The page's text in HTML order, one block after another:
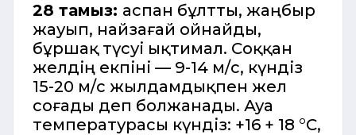
28 тамыз: аспан бұлтты, жаңбыр
жауып, найзағай ойнайды,
бұршақ түсуі ықтимал. Соққан
желдің екпіні — 9-14 м/с, күндіз
15-20 м/с жылдамдықпен жел
соғады деп болжанады. Ауа
температурасы күндіз: +16 + 18 °C,